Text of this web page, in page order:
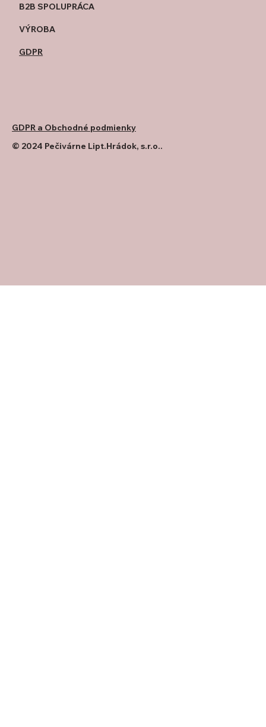
B2B SPOLUPRÁCA
​VÝROBA
GDPR
GDPR a Obchodné podmienky
© 2024 Pečivárne Lipt.Hrádok, s.r.o..